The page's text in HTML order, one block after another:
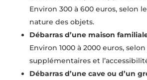
Environ 300 à 600 euros, selon
nature des objets.
Débarras d’une maison
Environ 1000 à 2000 euros,
supplémentaires et
Débarras d’une cave ou d’un